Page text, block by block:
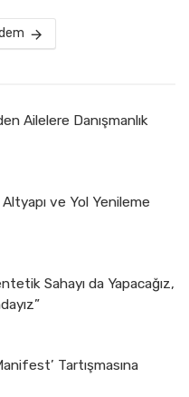
Ailelere Danışmanlık
ve Yol Yenileme
Sahayı da Yapacağız,
Tartışmasına